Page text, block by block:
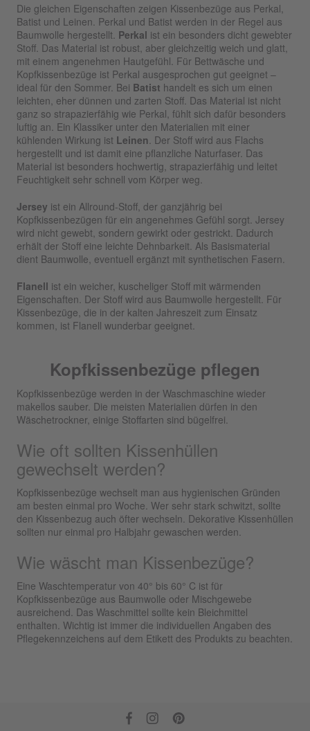
Die gleichen Eigenschaften zeigen Kissenbezüge aus Perkal,
Batist und Leinen. Perkal und Batist werden in der Regel aus
Baumwolle hergestellt. Perkal ist ein besonders dicht gewebter
Stoff. Das Material ist robust, aber gleichzeitig weich und glatt,
mit einem angenehmen Hautgefühl. Für Bettwäsche und
Kopfkissenbezüge ist Perkal ausgesprochen gut geeignet –
ideal für den Sommer. Bei Batist handelt es sich um einen
leichten, eher dünnen und zarten Stoff. Das Material ist nicht
ganz so strapazierfähig wie Perkal, fühlt sich dafür besonders
luftig an. Ein Klassiker unter den Materialien mit einer
kühlenden Wirkung ist Leinen . Der Stoff wird aus Flachs
hergestellt und ist damit eine pflanzliche Naturfaser. Das
Material ist besonders hochwertig, strapazierfähig und leitet
Feuchtigkeit sehr schnell vom Körper weg.
Jersey ist ein Allround-Stoff, der ganzjährig bei
Kopfkissenbezügen für ein angenehmes Gefühl sorgt. Jersey
wird nicht gewebt, sondern gewirkt oder gestrickt. Dadurch
erhält der Stoff eine leichte Dehnbarkeit. Als Basismaterial
dient Baumwolle, eventuell ergänzt mit synthetischen Fasern.
Flanell ist ein weicher, kuscheliger Stoff mit wärmenden
Eigenschaften. Der Stoff wird aus Baumwolle hergestellt. Für
Kissenbezüge, die in der kalten Jahreszeit zum Einsatz
kommen, ist Flanell wunderbar geeignet.
Kopfkissenbezüge pflegen
Kopfkissenbezüge werden in der Waschmaschine wieder
makellos sauber. Die meisten Materialien dürfen in den
Wäschetrockner, einige Stoffarten sind bügelfrei.
Wie oft sollten Kissenhüllen
gewechselt werden?
Kopfkissenbezüge wechselt man aus hygienischen Gründen
am besten einmal pro Woche. Wer sehr stark schwitzt, sollte
den Kissenbezug auch öfter wechseln. Dekorative Kissenhüllen
sollten nur einmal pro Halbjahr gewaschen werden.
Wie wäscht man Kissenbezüge?
Eine Waschtemperatur von 40° bis 60° C ist für
Kopfkissenbezüge aus Baumwolle oder Mischgewebe
ausreichend. Das Waschmittel sollte kein Bleichmittel
enthalten. Wichtig ist immer die individuellen Angaben des
Pflegekennzeichens auf dem Etikett des Produkts zu beachten.